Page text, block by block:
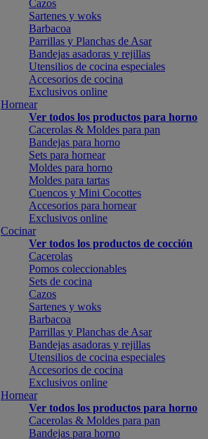
Cazos
Sartenes y woks
Barbacoa
Parrillas y Planchas de Asar
Bandejas asadoras y rejillas
Utensilios de cocina especiales
Accesorios de cocina
Exclusivos online
Hornear
Ver todos los productos para horno
Cacerolas & Moldes para pan
Bandejas para horno
Sets para hornear
Moldes para horno
Moldes para tartas
Cuencos y Mini Cocottes
Accesorios para hornear
Exclusivos online
Cocinar
Ver todos los productos de cocción
Cacerolas
Pomos coleccionables
Sets de cocina
Cazos
Sartenes y woks
Barbacoa
Parrillas y Planchas de Asar
Bandejas asadoras y rejillas
Utensilios de cocina especiales
Accesorios de cocina
Exclusivos online
Hornear
Ver todos los productos para horno
Cacerolas & Moldes para pan
Bandejas para horno